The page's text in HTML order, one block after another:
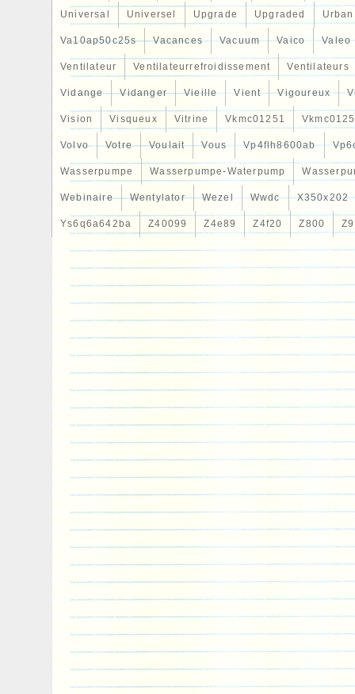
Universal Universel Upgrade Upgraded Urban
Va10ap50c25s Vacances Vacuum Vaico Valeo
Ventilateur Ventilateurrefroidissement Ventilateurs
Vidange Vidanger Vieille Vient Vigoureux
Vision Visqueux Vitrine Vkmc01251
Volvo Votre Voulait Vous Vp4flh8600ab
Wasserpumpe Wasserpumpe-Waterpump
Webinaire Wentylator Wezel Wwdc X350x202
Ys6q6a642ba Z40099 Z4e89 Z4f20 Z800